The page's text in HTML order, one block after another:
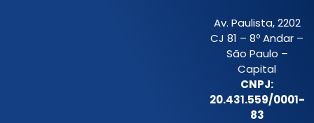
Av. Paulista, 2202
CJ 81 – 8º Andar –
São Paulo –
Capital
CNPJ:
20.431.559/0001-
83